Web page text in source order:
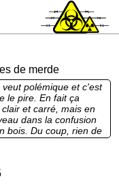
de merde
polémique et c'est
le pire. En fait ça
et carré, mais en
dans la confusion
bois. Du coup, rien de
: cinq secondes